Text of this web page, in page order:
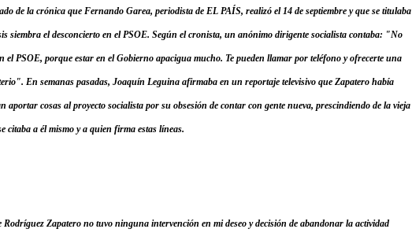
de la crónica que Fernando Garea, periodista de EL PAÍS, realizó el 14 de septiembre y que se titulaba
siembra el desconcierto en el PSOE. Según el cronista, un anónimo dirigente socialista contaba: "No
PSOE, porque estar en el Gobierno apacigua mucho. Te pueden llamar por teléfono y ofrecerte una
En semanas pasadas, Joaquín Leguina afirmaba en un reportaje televisivo que Zapatero había
aportar cosas al proyecto socialista por su obsesión de contar con gente nueva, prescindiendo de la vieja
citaba a él mismo y a quien firma estas líneas.
Zapatero no tuvo ninguna intervención en mi deseo y decisión de abandonar la actividad